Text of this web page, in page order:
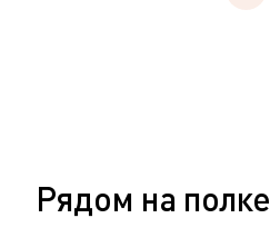
Рядом на полке